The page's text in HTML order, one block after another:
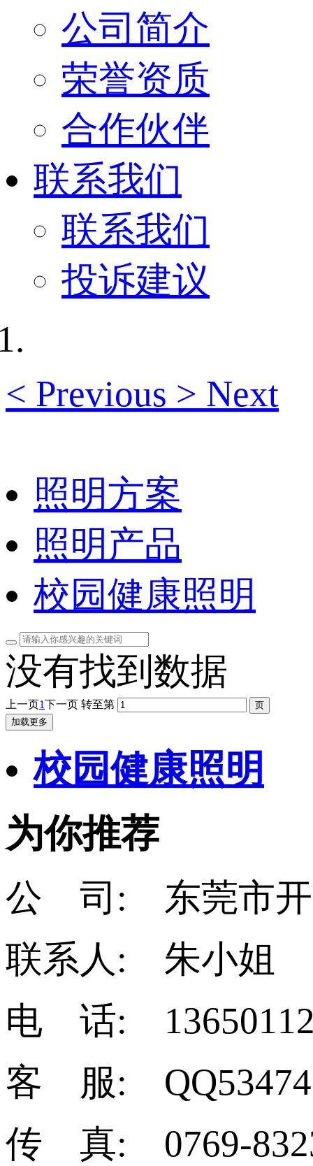
公司简介
荣誉资质
合作伙伴
联系我们
联系我们
投诉建议
< Previous > Next
照明方案
照明产品
校园健康照明
没有找到数据
上一页1下一页 转至第
加载更多
校园健康照明
为你推荐
公 司: 东莞市开
联系人: 朱小姐
电 话:
客 服:
传 真: 0769-